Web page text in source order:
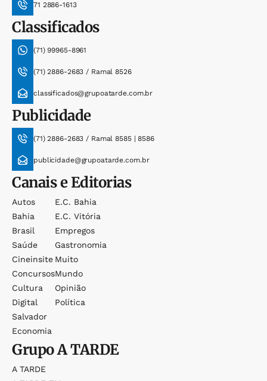
71 2886-1613
Classificados
(71) 99965-8961
(71) 2886-2683 / Ramal 8526
classificados@grupoatarde.com.br
Publicidade
(71) 2886-2683 / Ramal 8585 | 8586
publicidade@grupoatarde.com.br
Canais e Editorias
Autos
Bahia
Brasil
Saúde
Cineinsite
Concursos
Cultura
Digital
Salvador
Economia
E.c. Bahia
E.c. Vitória
Empregos
Gastronomia
Muito
Mundo
Opinião
Política
GrupoA TARDE
A TARDE